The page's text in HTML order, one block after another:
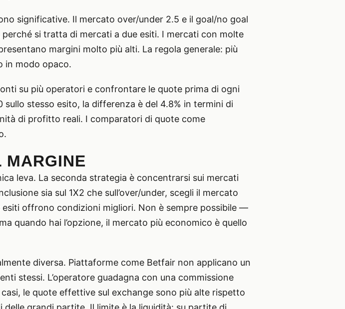
significative. Il mercato over/under 2.5 e il goal/no goal
si tratta di mercati a due esiti. I mercati con molte
margini molto più alti. La regola generale: più
in modo opaco.
su più operatori e confrontare le quote prima di ogni
stesso esito, la differenza è del 4.8% in termini di
di profitto reali. I comparatori di quote come
MARGINE
leva. La seconda strategia è concentrarsi sui mercati
sia sul 1X2 che sull’over/under, scegli il mercato
offrono condizioni migliori. Non è sempre possibile —
quando hai l’opzione, il mercato più economico è quello
diversa. Piattaforme come Betfair non applicano un
stessi. L’operatore guadagna con una commissione
le quote effettive sul exchange sono più alte rispetto